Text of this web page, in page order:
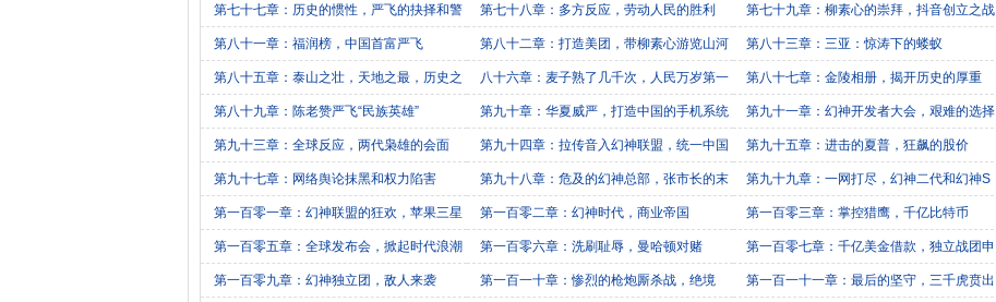
第七十七章：历史的惯性，严飞的抉择和警 第七十八章：多方反应，劳动人民的胜利 第七十九章：柳素心的崇拜，抖音创立之战
第八十一章：福润榜，中国首富严飞 第八十二章：打造美团，带柳素心游览山河 第八十三章：三亚：惊涛下的蝼蚁
第八十五章：泰山之壮，天地之最，历史之 八十六章：麦子熟了几千次，人民万岁第一 第八十七章：金陵相册，揭开历史的厚重
第八十九章：陈老赞严飞“民族英雄” 第九十章：华夏威严，打造中国的手机系统 第九十一章：幻神开发者大会，艰难的选择
第九十三章：全球反应，两代枭雄的会面 第九十四章：拉传音入幻神联盟，统一中国 第九十五章：进击的夏普，狂飙的股价
第九十七章：网络舆论抹黑和权力陷害 第九十八章：危及的幻神总部，张市长的末 第九十九章：一网打尽，幻神二代和幻神S
第一百零一章：幻神联盟的狂欢，苹果三星 第一百零二章：幻神时代，商业帝国 第一百零三章：掌控猎鹰，千亿比特币
第一百零五章：全球发布会，掀起时代浪潮 第一百零六章：洗刷耻辱，曼哈顿对赌 第一百零七章：千亿美金借款，独立战团申
第一百零九章：幻神独立团，敌人来袭 第一百一十章：惨烈的枪炮厮杀战，绝境 第一百一十一章：最后的坚守，三千虎贲出